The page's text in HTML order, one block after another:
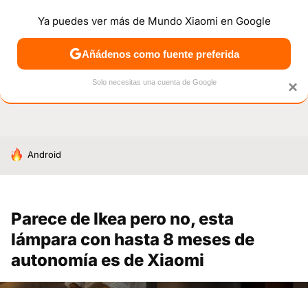
NOTICIAS MÓVILES TUTORIALES OFERTAS
HOY SE HABLA DE
Android
Parece de Ikea pero no, esta
lámpara con hasta 8 meses de
autonomía es de Xiaomi
×
Ya puedes ver más de Mundo Xiaomi en Google
Añádenos como fuente preferida
Solo necesitas una cuenta de Google